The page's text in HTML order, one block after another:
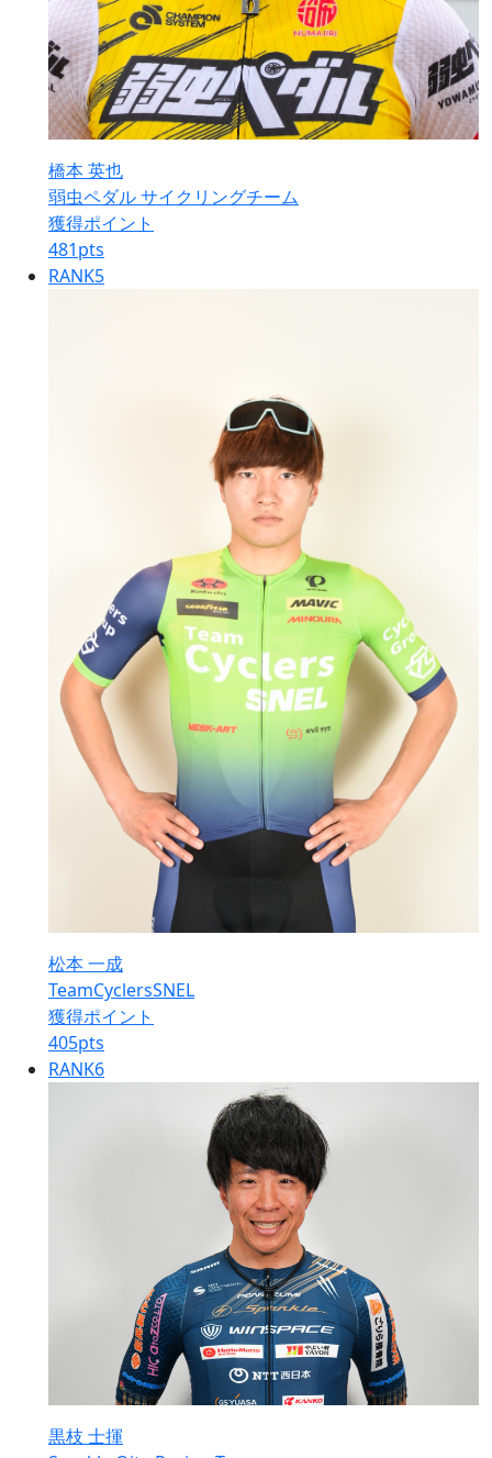
橋本 英也
弱虫ペダル サイクリングチーム
獲得ポイント
481pts
RANK5
松本 一成
TeamCyclersSNEL
獲得ポイント
405pts
RANK6
黒枝 士揮